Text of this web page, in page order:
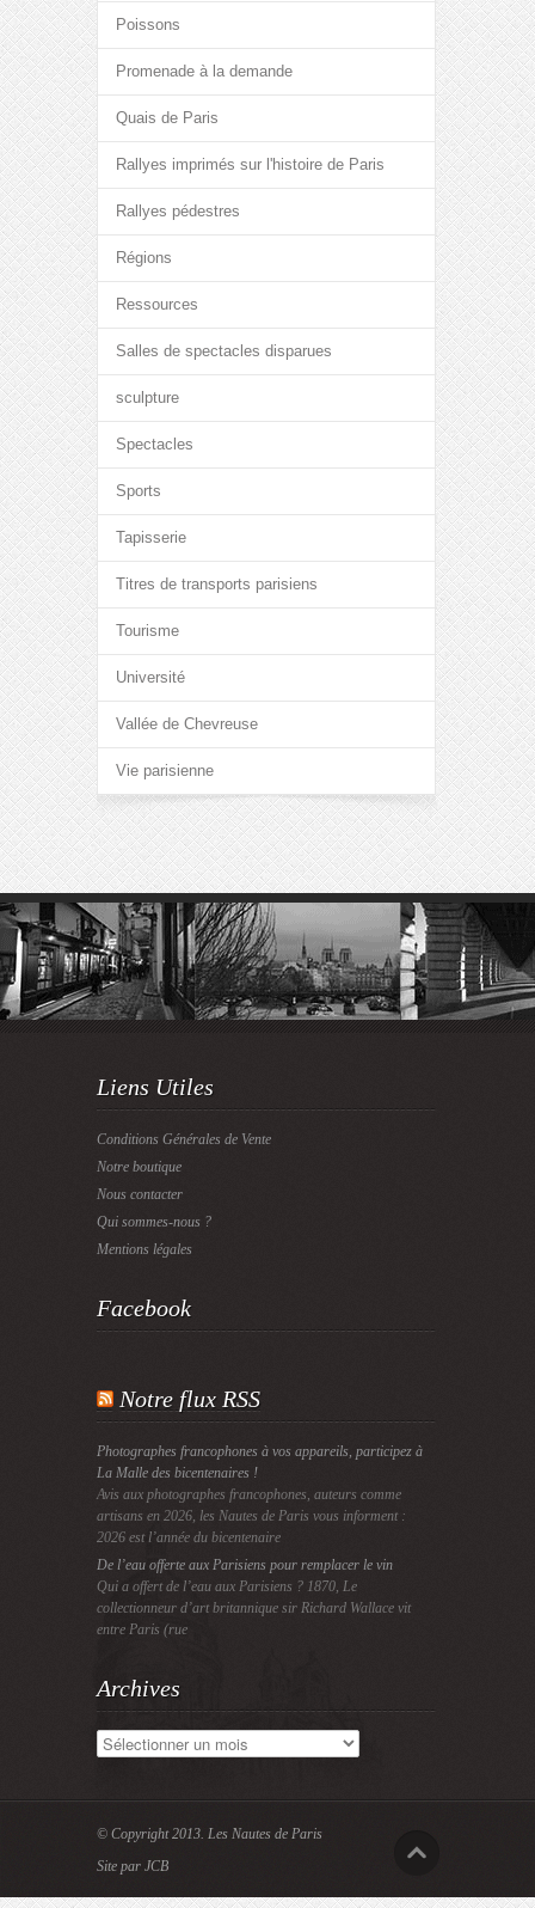
Poissons
Promenade à la demande
Quais de Paris
Rallyes imprimés sur l'histoire de Paris
Rallyes pédestres
Régions
Ressources
Salles de spectacles disparues
sculpture
Spectacles
Sports
Tapisserie
Titres de transports parisiens
Tourisme
Université
Vallée de Chevreuse
Vie parisienne
Liens Utiles
Conditions Générales de Vente
Notre boutique
Nous contacter
Qui sommes-nous ?
Mentions légales
Facebook
Notre flux RSS
Photographes francophones à vos appareils, participez à
La Malle des bicentenaires !
Avis aux photographes francophones, auteurs comme
artisans en 2026, les Nautes de Paris vous informent :
2026 est l’année du bicentenaire
De l’eau offerte aux Parisiens pour remplacer le vin
Qui a offert de l’eau aux Parisiens ? 1870, Le
collectionneur d’art britannique sir Richard Wallace vit
entre Paris (rue
Archives
Archives
© Copyright 2013. Les Nautes de Paris
Site par JCB